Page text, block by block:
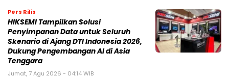
Pers Rilis
HIKSEMI Tampilkan Solusi
Penyimpanan Data untuk Seluruh
Skenario di Ajang DTI Indonesia 2026,
Dukung Pengembangan AI di Asia
Tenggara
Jumat, 7 Agu 2026 - 04:14 WIB